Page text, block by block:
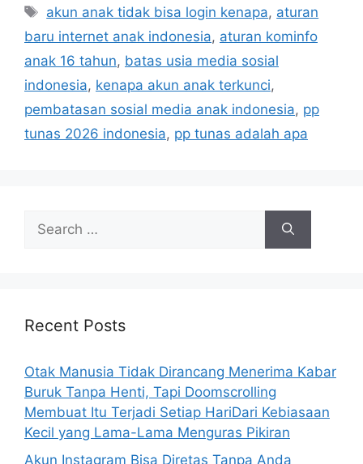
e
g
o
r
i
s
T
a
s
akun anak tidak bisa login kenapa, aturan
baru internet anak indonesia, aturan kominfo
anak 16 tahun, batas usia media sosial
indonesia, kenapa akun anak terkunci,
pembatasan sosial media anak indonesia, pp
tunas 2026 indonesia, pp tunas adalah apa
h
r
:
Recent Posts
Otak Manusia Tidak Dirancang Menerima Kabar
Buruk Tanpa Henti, Tapi Doomscrolling
Membuat Itu Terjadi Setiap HariDari Kebiasaan
Kecil yang Lama-Lama Menguras Pikiran
Akun Instagram Bisa Diretas Tanpa Anda